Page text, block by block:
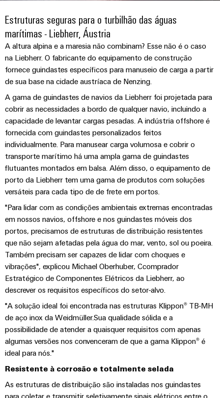
e
soluções
podem
ser
experimentadas.
Armazenamento
Energia
Soluções
e
produtos
para
de
armazenamento
de
energia
(ESS)
Caminhos
de
ferro
Soluções
modernas
e
digitais
para
mobilidade
ecológica
nos
transportes
ferroviários
Centro
dados
IN
Tecnologia
de
conexão
PUSH
Computação
de
ponta
u-
OS
Micro
redes
DC
Industrial
5G
Single
Pair
Ethernet
Quadro
e
campo
Construção
inteligente
PCB
e
terminais
PCB
Sistemas
e
componentes
de
caixas
Sistemas
e
componentes
para
entrada
de
cabos
Cabo
de
conexão,
cabos
de
ligação
e
cabos
Cablagem
do
sistema
personalizados
Serviço
de
Entrega
Rápida
Consultoria
e
engenharia
digital
Consultoria
de
conectividade
engenharia
digital
Weidmüller
Configurator
Serviços
de
conector
PCB
Serviços
de
Vendas
Informações
Legais
e
Políticas
de
Privacidade
Promoções
e
Novidades
Promoções
Notícias
Linha
Conexel
by
Weidmüller
Conector
de
emenda
DPS
Conexel
Luminárias
Linha
Conexel
VISÃO
GERAL
Downloads
Catálogos
Certificações
e
Aprovações
Centro-
Oeste
Região
Norte
Região
Sul
VISÃO
GERAL
Empresa
Fatos
e
números
Sustentabilidade
Academia
Weidmüller
Recursos
Humanos
Conformidade
Locais
Informação
de
gestão
e
Certificados
Orange
Mag
|
Revista
do
cliente
Nosso
Carreira
Estruturas seguras para o turbilhão das águas
marítimas - Liebherr, Áustria
A altura alpina e a maresia não combinam? Esse não é o caso
na Liebherr. O fabricante do equipamento de construção
fornece guindastes específicos para manuseio de carga a partir
de sua base na cidade austríaca de Nenzing.
A gama de guindastes de navios da Liebherr foi projetada para
cobrir as necessidades a bordo de qualquer navio, incluindo a
capacidade de levantar cargas pesadas. A indústria offshore é
fornecida com guindastes personalizados feitos
individualmente. Para manusear carga volumosa e cobrir o
transporte marítimo há uma ampla gama de guindastes
flutuantes montados em balsa. Além disso, o equipamento de
porto da Liebherr tem uma gama de produtos com soluções
versáteis para cada tipo de de frete em portos.
"Para lidar com as condições ambientais extremas encontradas
em nossos navios, offshore e nos guindastes móveis dos
portos, precisamos de estruturas de distribuição resistentes
que não sejam afetadas pela água do mar, vento, sol ou poeira.
Também precisam ser capazes de lidar com choques e
vibrações", explicou Michael Oberhuber, Ccomprador
Estratégico de Componentes Elétricos da Liebherr, ao
descrever os requisitos específicos do setor-alvo.
"A solução ideal foi encontrada nas estruturas Klippon® TB-MH
de aço inox da Weidmüller.Sua qualidade sólida e a
possibilidade de atender a quaisquer requisitos com apenas
algumas versões nos convenceram de que a gama Klippon® é
ideal para nós."
Resistente à corrosão e totalmente selada
As estruturas de distribuição são instaladas nos guindastes
para coletar e transmitir seletivamente sinais elétricos entre o